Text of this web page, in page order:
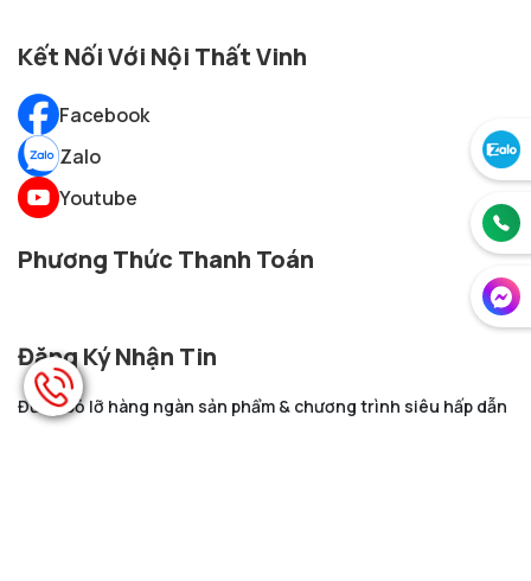
Kết Nối Với Nội Thất Vinh
Facebook
Zalo
Youtube
Phương Thức Thanh Toán
Đăng Ký Nhận Tin
Đừng bỏ lỡ hàng ngàn sản phẩm & chương trình siêu hấp dẫn